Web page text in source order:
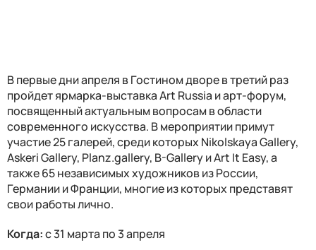
В первые дни апреля в Гостином дворе в третий раз
пройдет ярмарка-выставка Art Russia и арт-форум,
посвященный актуальным вопросам в области
современного искусства. В мероприятии примут
участие 25 галерей, среди которых Nikolskaya Gallery,
Askeri Gallery, Planz.gallery, B-Gallery и Art It Easy, а
также 65 независимых художников из России,
Германии и Франции, многие из которых представят
свои работы лично.
Когда:с 31 марта по 3 апреля